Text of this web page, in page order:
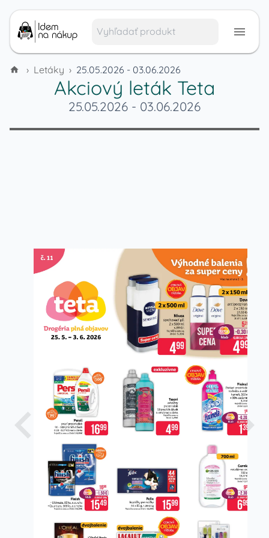
› Letáky › 25.05.2026 - 03.06.2026
Akciový leták Teta
25.05.2026 - 03.06.2026